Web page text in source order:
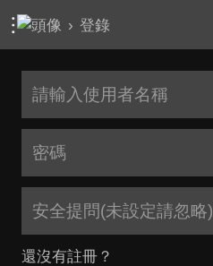
› 登錄
安全提問(未設定請忽略)
還沒有註冊？